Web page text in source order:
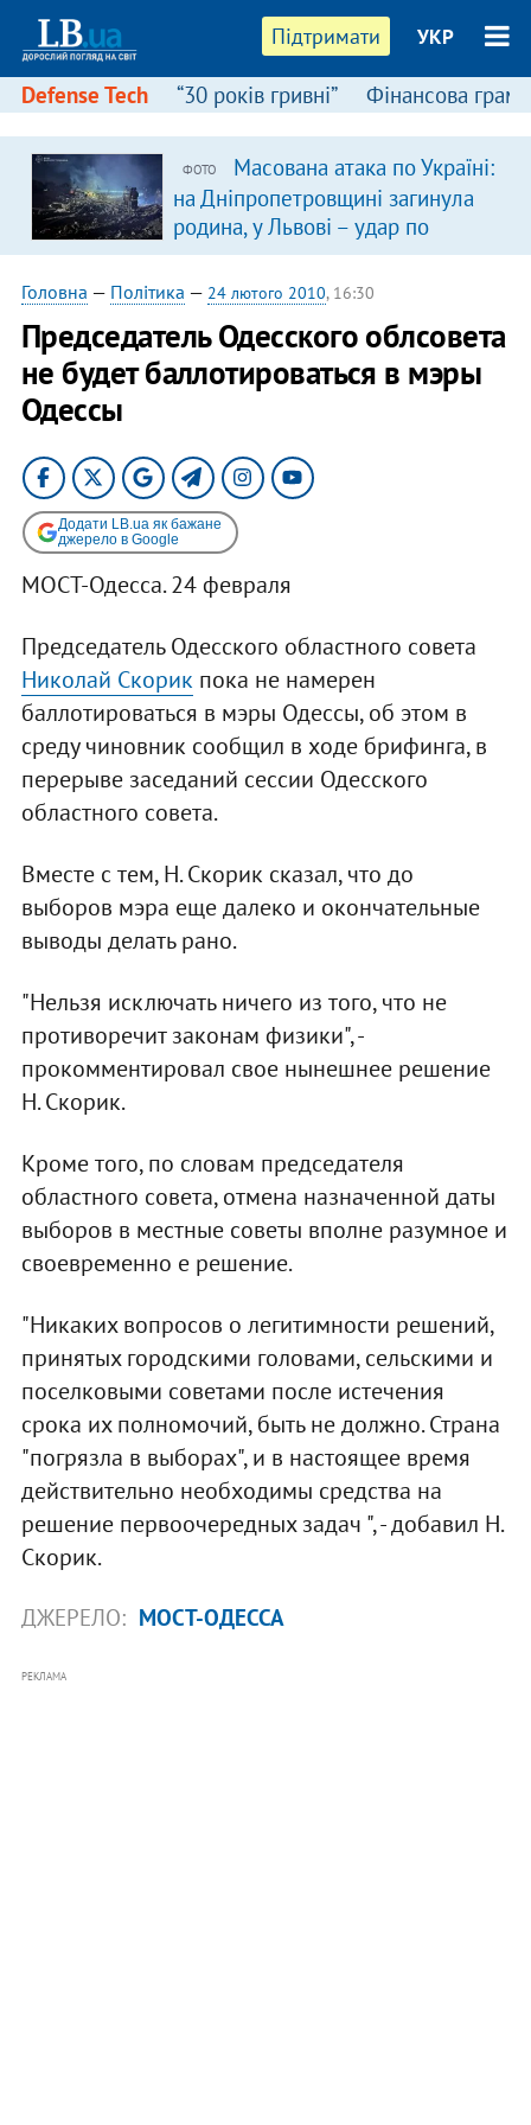
Підтримати УКР
Defense Tech “30 років гривні” Фінансова
ФОТО
Масована атака по Україні:
на Дніпропетровщині загинула
родина, у Львові – удар по
багатоповерхівках
(доповнюється)
Головна — Політика — 24 лютого 2010, 16:30
Председатель Одесского облсовета
не будет баллотироваться в мэры
Одессы
Додати LB.ua як бажане
джерело в Google
МОСТ-Одесса. 24 февраля
Председатель Одесского областного совета
Николай Скорик пока не намерен
баллотироваться в мэры Одессы, об этом в
среду чиновник сообщил в ходе брифинга, в
перерыве заседаний сессии Одесского
областного совета.
Вместе с тем, Н. Скорик сказал, что до
выборов мэра еще далеко и окончательные
выводы делать рано.
"Нельзя исключать ничего из того, что не
противоречит законам физики", -
прокомментировал свое нынешнее решение
Н. Скорик.
Кроме того, по словам председателя
областного совета, отмена назначенной даты
выборов в местные советы вполне разумное и
своевременно е решение.
"Никаких вопросов о легитимности решений,
принятых городскими головами, сельскими и
поселковыми советами после истечения
срока их полномочий, быть не должно. Страна
"погрязла в выборах", и в настоящее время
действительно необходимы средства на
решение первоочередных задач ", - добавил Н.
Скорик.
ДЖЕРЕЛО: МОСТ-ОДЕССА
РЕКЛАМА